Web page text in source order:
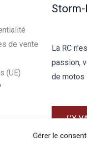
Gérer le
de vente
(UE)
La RC
passion,
de motos
J'Y